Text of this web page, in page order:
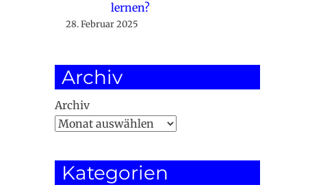
lernen?
28. Februar 2025
Archiv
Archiv
Kategorien